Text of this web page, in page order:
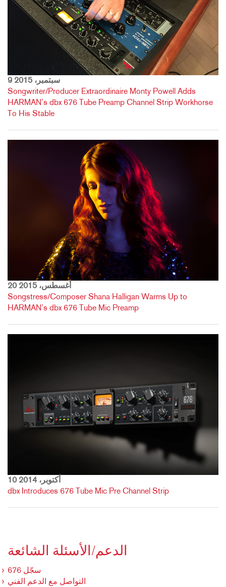
9 سبتمبر، 2015
Songwriter/Producer Extraordinaire Monty Powell Adds
HARMAN’s dbx 676 Tube Preamp Channel Strip Workhorse
To His Stable
20 أغسطس، 2015
Songstress/Composer Shana Halligan Warms Up to
HARMAN’s dbx 676 Tube Mic Preamp
10 أكتوبر، 2014
dbx Introduces 676 Tube Mic Pre Channel Strip
الدعم/الأسئلة الشائعة
سجّل 676
التواصل مع الدعم الفني